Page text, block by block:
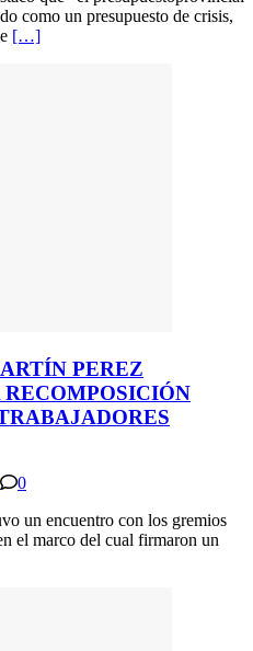
como un presupuesto de crisis,
[…]
PEREZ
0
un encuentro con los gremios
el marco del cual firmaron un